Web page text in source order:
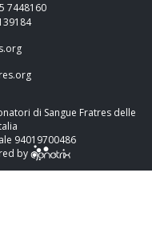
7448160
di Sangue Fratres delle
94019700486
by